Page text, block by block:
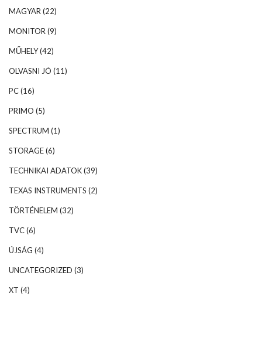
MAGYAR (22)
MONITOR (9)
MŰHELY(42)
OLVASNI JÓ (11)
PC(16)
PRIMO (5)
SPECTRUM (1)
STORAGE(6)
TECHNIKAI ADATOK(39)
TEXAS INSTRUMENTS (2)
TÖRTÉNELEM (32)
TVC(6)
ÚJSÁG (4)
UNCATEGORIZED (3)
XT (4)